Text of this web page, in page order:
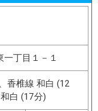
丁目１－１
香椎線 和白 (12
白 (17分)